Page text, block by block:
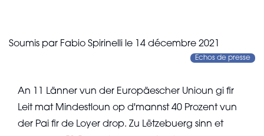
Soumis par Fabio Spirinelli le 14 décembre 2021
Echos de presse
An 11 Länner vun der Europäescher Unioun gi fir
Leit mat Mindestloun op d'mannst 40 Prozent vun
der Pai fir de Loyer drop. Zu Lëtzebuerg sinn et